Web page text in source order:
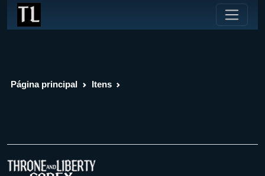
Página principal Itens